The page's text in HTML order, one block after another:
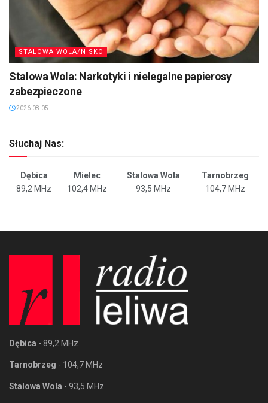
STALOWA WOLA/NISKO
Stalowa Wola: Narkotyki i nielegalne papierosy
zabezpieczone
2026-08-05
Słuchaj Nas:
Dębica Mielec Stalowa Wola
Tarnobrzeg
89,2 MHz
102,4 MHz 93,5 MHz 104,7 MHz
Dębica - 89,2 MHz
Tarnobrzeg - 104,7 MHz
Stalowa Wola - 93,5 MHz